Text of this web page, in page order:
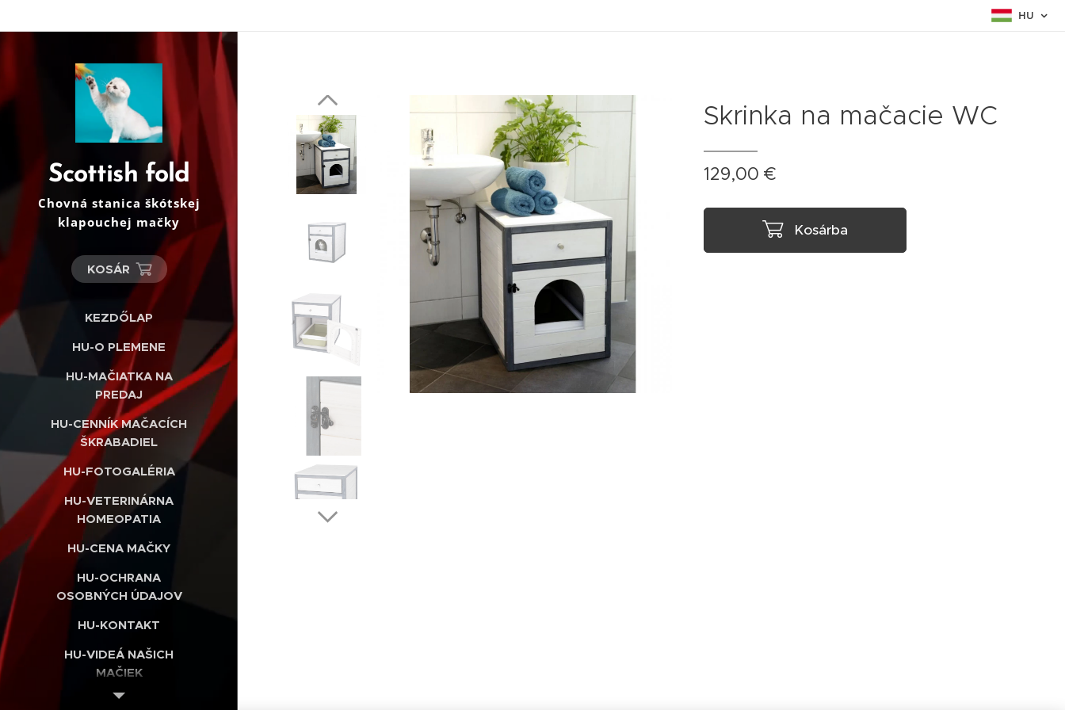
HU
Scottish fold
Chovná stanica škótskej
klapouchej mačky
KOSÁR
KEZDŐLAP
HU-O PLEMENE
HU-MAČIATKA NA
PREDAJ
HU-CENNÍK MAČACÍCH
ŠKRABADIEL
HU-FOTOGALÉRIA
HU-VETERINÁRNA
HOMEOPATIA
HU-CENA MAČKY
HU-OCHRANA
OSOBNÝCH ÚDAJOV
HU-KONTAKT
HU-VIDEÁ NAŠICH
MAČIEK
HU-INTERNETOVÝ
Skrinka na mačacie WC
129,00 €
Kosárba